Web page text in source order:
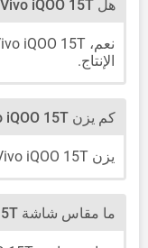
هل Vivo iQOO 15T متوفر في المتاجر؟
الإنتاج.
كم يزن Vivo iQOO 15T؟
يزن Vivo iQOO 15T حوالي 216 غرام.
ما مقاس شاشة Vivo iQOO 15T؟